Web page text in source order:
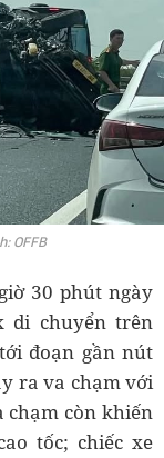
OFFB
30 phút ngày
di chuyển trên
đoạn gần nút
ra va chạm với
chạm còn khiến
tốc; chiếc xe